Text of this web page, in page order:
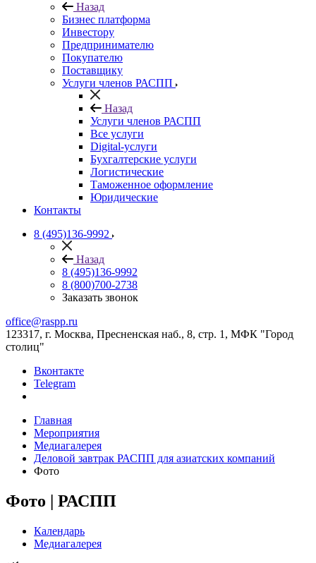
Назад
Бизнес платформа
Инвестору
Предпринимателю
Покупателю
Поставщику
Услуги членов РАСПП
Назад
Услуги членов РАСПП
Все услуги
Digital-услуги
Бухгалтерские услуги
Логистические
Таможенное оформление
Юридические
Контакты
8 (495)136-9992
Назад
8 (495)136-9992
8 (800)700-2738
Заказать звонок
office@raspp.ru
123317, г. Москва, Пресненская наб., 8, стр. 1, МФК "Город
столиц"
Вконтакте
Telegram
Главная
Мероприятия
Медиагалерея
Деловой завтрак РАСПП для азиатских компаний
Фото
Фото | РАСПП
Календарь
Медиагалерея